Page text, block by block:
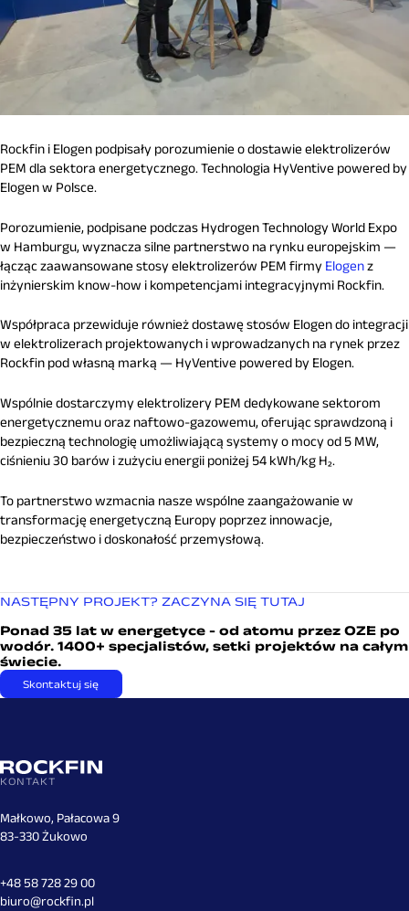
Rockfin i Elogen podpisały porozumienie o dostawie elektrolizerów
PEM dla sektora energetycznego. Technologia HyVentive powered by
Elogen w Polsce.
Porozumienie, podpisane podczas Hydrogen Technology World Expo
w Hamburgu, wyznacza silne partnerstwo na rynku europejskim —
łącząc zaawansowane stosy elektrolizerów PEM firmy Elogenz
inżynierskim know-how i kompetencjami integracyjnymi Rockfin.
Współpraca przewiduje również dostawę stosów Elogen do integracji
w elektrolizerach projektowanych i wprowadzanych na rynek przez
Rockfin pod własną marką — HyVentive powered by Elogen.
Wspólnie dostarczymy elektrolizery PEM dedykowane sektorom
energetycznemu oraz naftowo-gazowemu, oferując sprawdzoną i
bezpieczną technologię umożliwiającą systemy o mocy od 5 MW,
ciśnieniu 30 barów i zużyciu energii poniżej 54 kWh/kg H₂.
To partnerstwo wzmacnia nasze wspólne zaangażowanie w
transformację energetyczną Europy poprzez innowacje,
bezpieczeństwo i doskonałość przemysłową.
NASTĘPNY PROJEKT? ZACZYNA SIĘ TUTAJ
Ponad 35 lat w energetyce - od atomu przez OZE po
wodór. 1400+ specjalistów, setki projektów na całym
świecie.
Skontaktuj się
KONTAKT
Małkowo, Pałacowa 9
83-330 Żukowo
+48 58 728 29 00
biuro@rockfin.pl